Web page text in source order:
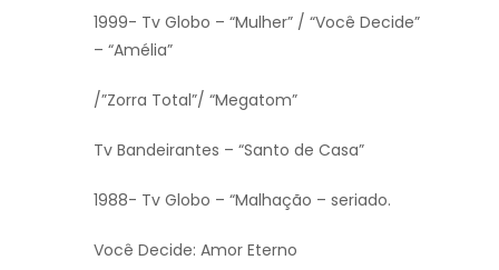
1999- Tv Globo – “Mulher” / “Você Decide”
– “Amélia”
/”Zorra Total”/ “Megatom”
Tv Bandeirantes – “Santo de Casa”
1988- Tv Globo – “Malhação – seriado.
Você Decide: Amor Eterno